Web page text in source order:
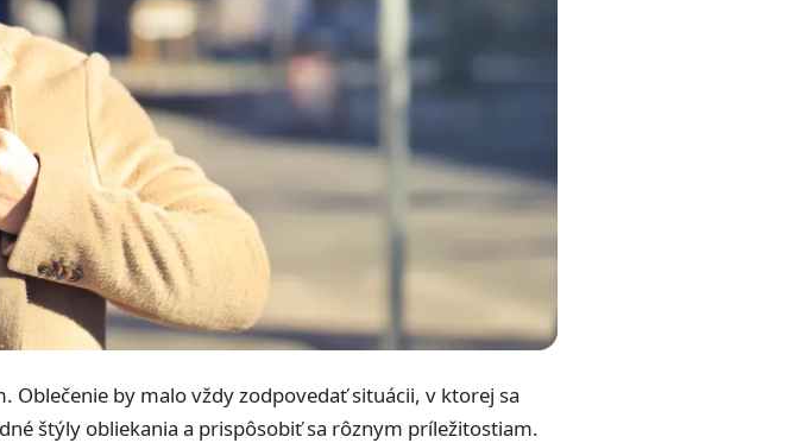
by malo vždy zodpovedať situácii, v ktorej sa
štýly obliekania a prispôsobiť sa rôznym príležitostiam.